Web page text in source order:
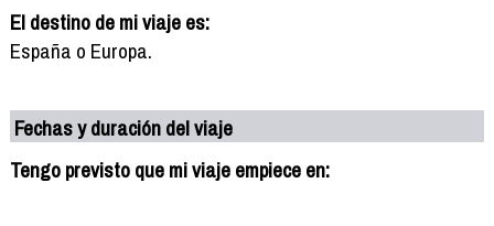
El destino de mi viaje es:
España o Europa.
Fechas y duración del viaje
Tengo previsto que mi viaje empiece en: